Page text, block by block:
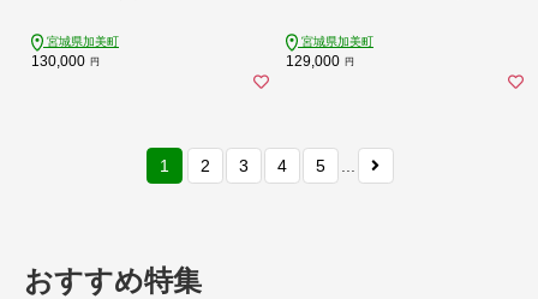
れい線 時短 ケア ギフト プレゼント
マスク 洗えるマスク シリコーンマス
ク おうち時間 | sl00006
宮城県加美町
130,000 円
宮城県加美町
129,000 円
1 2 3 4 5
おすすめ特集